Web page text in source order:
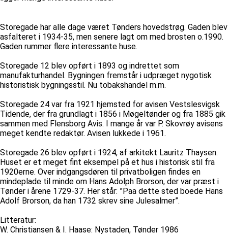
Storegade har alle dage været Tønders hovedstrøg. Gaden blev
asfalteret i 1934-35, men senere lagt om med brosten o.1990.
Gaden rummer flere interessante huse.
Storegade 12 blev opført i 1893 og indrettet som
manufakturhandel. Bygningen fremstår i udpræget nygotisk
historistisk bygningsstil. Nu tobakshandel m.m.
Storegade 24 var fra 1921 hjemsted for avisen Vestslesvigsk
Tidende, der fra grundlagt i 1856 i Møgeltønder og fra 1885 gik
sammen med Flensborg Avis. I mange år var P. Skovrøy avisens
meget kendte redaktør. Avisen lukkede i 1961.
Storegade 26 blev opført i 1924, af arkitekt Lauritz Thaysen.
Huset er et meget fint eksempel på et hus i historisk stil fra
1920erne. Over indgangsdøren til privatboligen findes en
mindeplade til minde om Hans Adolph Brorson, der var præst i
Tønder i årene 1729-37. Her står: ”Paa dette sted boede Hans
Adolf Brorson, da han 1732 skrev sine Julesalmer”.
Litteratur:
W. Christiansen & I. Haase: Nystaden, Tønder 1986